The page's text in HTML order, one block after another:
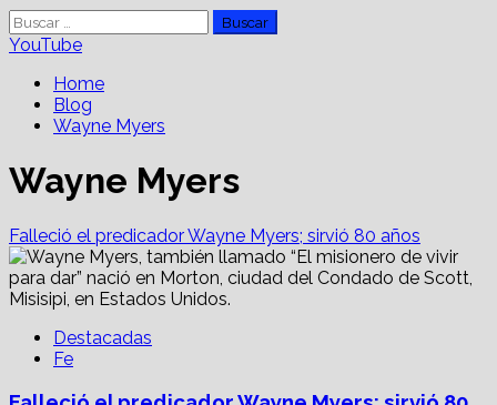
Buscar:
YouTube
Home
Blog
Wayne Myers
Wayne Myers
Falleció el predicador Wayne Myers; sirvió 80 años
Destacadas
Fe